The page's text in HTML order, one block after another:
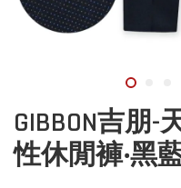
GIBBON吉朋
性休閒褲‧黑